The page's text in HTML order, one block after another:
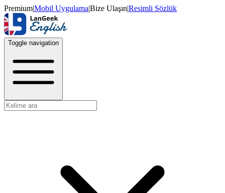
Premium|Mobil Uygulama|Bize Ulaşın|Resimli Sözlük
Toggle navigation